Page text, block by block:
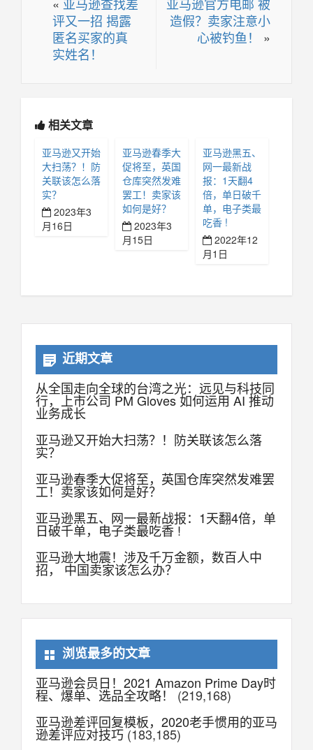
造假？卖家注意小
心被钓鱼！
»
评又一招 揭露
匿名买家的真
实姓名！
相关文章
亚马逊又开始
大扫荡？！防
关联该怎么落
实？
2023年3
月16日
亚马逊春季大
促将至，英国
仓库突然发难
罢工！卖家该
如何是好？
2023年3
月15日
亚马逊黑五、
网一最新战
报：1天翻4
倍，单日破千
单，电子类最
吃香 !
2022年12
月1日
近期文章
从全国走向全球的台湾之光：远见与科技同
行，上市公司 PM Gloves 如何运用 AI 推动
业务成长
亚马逊又开始大扫荡？！防关联该怎么落
实？
亚马逊春季大促将至，英国仓库突然发难罢
工！卖家该如何是好？
亚马逊黑五、网一最新战报：1天翻4倍，单
日破千单，电子类最吃香 !
亚马逊大地震！涉及千万金额，数百人中
招， 中国卖家该怎么办？
浏览最多的文章
亚马逊会员日！2021 Amazon Prime Day时
程、爆单、选品全攻略！
(219,168)
亚马逊差评回复模板，2020老手惯用的亚马
逊差评应对技巧(183,185)